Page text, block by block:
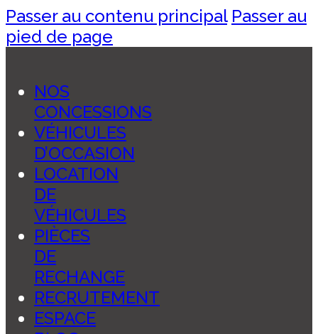
Passer au contenu principal Passer au
pied de page
NOS
CONCESSIONS
VÉHICULES
D’OCCASION
LOCATION
DE
VÉHICULES
PIÈCES
DE
RECHANGE
RECRUTEMENT
ESPACE